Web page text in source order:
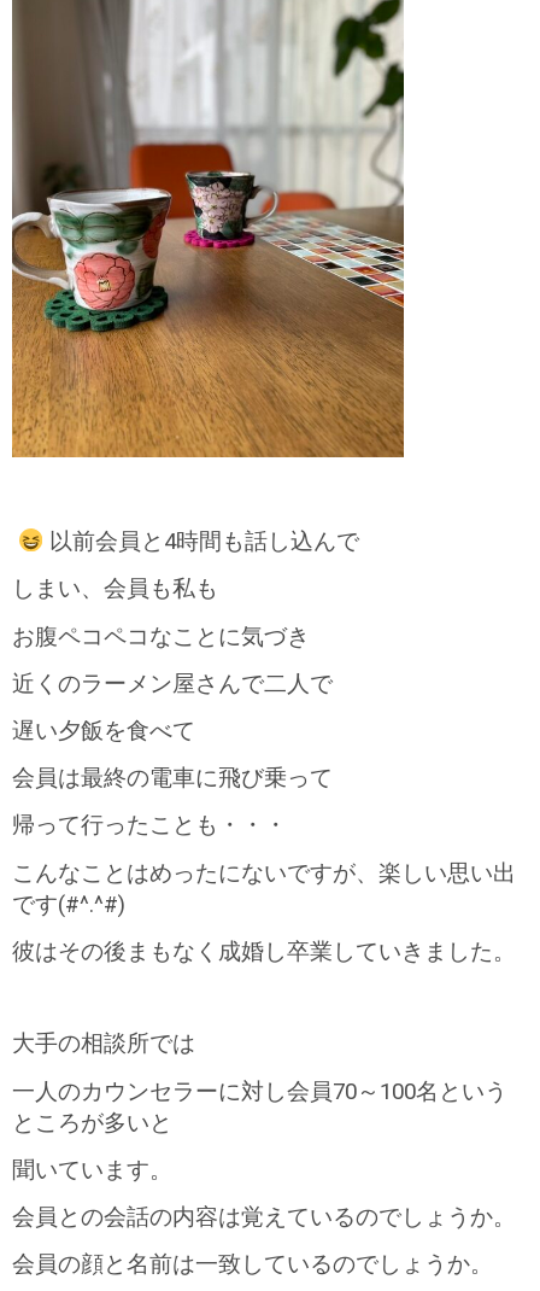
以前会員と4時間も話し込んで
しまい、会員も私も
お腹ペコペコなことに気づき
近くのラーメン屋さんで二人で
遅い夕飯を食べて
会員は最終の電車に飛び乗って
帰って行ったことも・・・
こんなことはめったにないですが、楽しい思い出
です(#^.^#)
彼はその後まもなく成婚し卒業していきました。
大手の相談所では
一人のカウンセラーに対し会員70～100名という
ところが多いと
聞いています。
会員との会話の内容は覚えているのでしょうか。
会員の顔と名前は一致しているのでしょうか。